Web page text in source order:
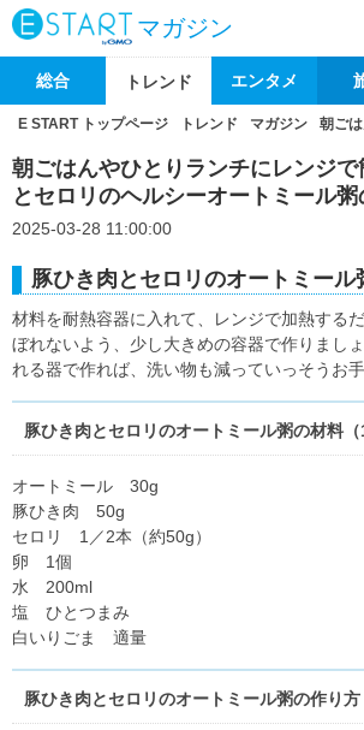
マガジン
総合 トレンド エンタメ
E START トップページ トレンド マガジン 朝ご
朝ごはんやひとりランチにレンジ
とセロリのヘルシーオートミール
2025-03-28 11:00:00
豚ひき肉とセロリのオートミール
材料を耐熱容器に入れて、レンジで加熱する
ぼれないよう、少し大きめの容器で作りまし
れる器で作れば、洗い物も減っていっそうお手
豚ひき肉とセロリのオートミール粥の材料（
オートミール 30g
豚ひき肉 50g
セロリ 1／2本（約50g）
卵 1個
水 200ml
塩 ひとつまみ
白いりごま 適量
豚ひき肉とセロリのオートミール粥の作り方